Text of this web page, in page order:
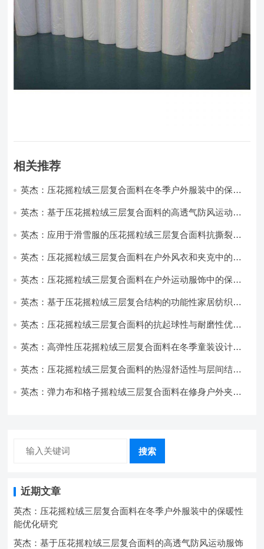
相关推荐
英杰：压花摇粒绒三层复合面料在冬季户外服装中的保暖
英杰：基于压花摇粒绒三层复合面料的高透气防风运动服
英杰：应用于滑雪服的压花摇粒绒三层复合面料抗撕裂与
英杰：压花摇粒绒三层复合面料在户外风衣和夹克中的应
英杰：压花摇粒绒三层复合面料在户外运动服饰中的保暖
英杰：基于压花摇粒绒三层复合结构的功能性家居纺织品
英杰：压花摇粒绒三层复合面料的抗起球性与耐磨性优化
英杰：高弹性压花摇粒绒三层复合面料在冬季童装设计中
英杰：压花摇粒绒三层复合面料的热湿舒适性与层间结合
英杰：弹力布和格子摇粒绒三层复合面料在修身户外夹克
搜索
近期文章
英杰：压花摇粒绒三层复合面料在冬季户外服装中的保暖性
能优化研究
英杰：基于压花摇粒绒三层复合面料的高透气防风运动服饰